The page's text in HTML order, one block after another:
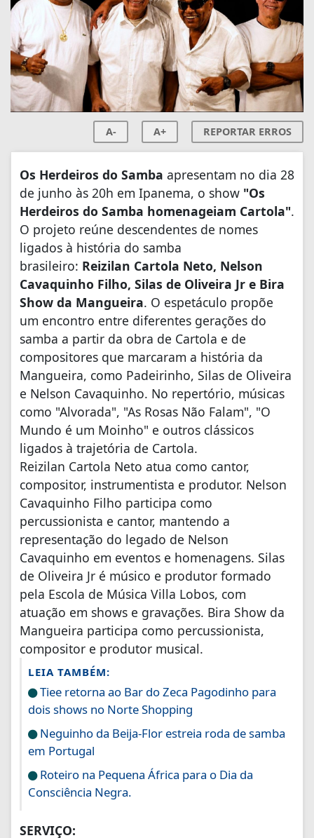
A- A+ REPORTAR ERROS
Os Herdeiros do Samba apresentam no dia 28
de junho às 20h em Ipanema, o show "Os
Herdeiros do Samba homenageiam Cartola".
O projeto reúne descendentes de nomes
ligados à história do samba
brasileiro: Reizilan Cartola Neto, Nelson
Cavaquinho Filho, Silas de Oliveira Jr e Bira
Show da Mangueira. O espetáculo propõe
um encontro entre diferentes gerações do
samba a partir da obra de Cartola e de
compositores que marcaram a história da
Mangueira, como Padeirinho, Silas de Oliveira
e Nelson Cavaquinho. No repertório, músicas
como "Alvorada", "As Rosas Não Falam", "O
Mundo é um Moinho" e outros clássicos
ligados à trajetória de Cartola.
Reizilan Cartola Neto atua como cantor,
compositor, instrumentista e produtor. Nelson
Cavaquinho Filho participa como
percussionista e cantor, mantendo a
representação do legado de Nelson
Cavaquinho em eventos e homenagens. Silas
de Oliveira Jr é músico e produtor formado
pela Escola de Música Villa Lobos, com
atuação em shows e gravações. Bira Show da
Mangueira participa como percussionista,
compositor e produtor musical.
LEIA TAMBÉM:
Tiee retorna ao Bar do Zeca Pagodinho para
dois shows no Norte Shopping
Neguinho da Beija-Flor estreia roda de samba
em Portugal
Roteiro na Pequena África para o Dia da
Consciência Negra.
SERVIÇO: